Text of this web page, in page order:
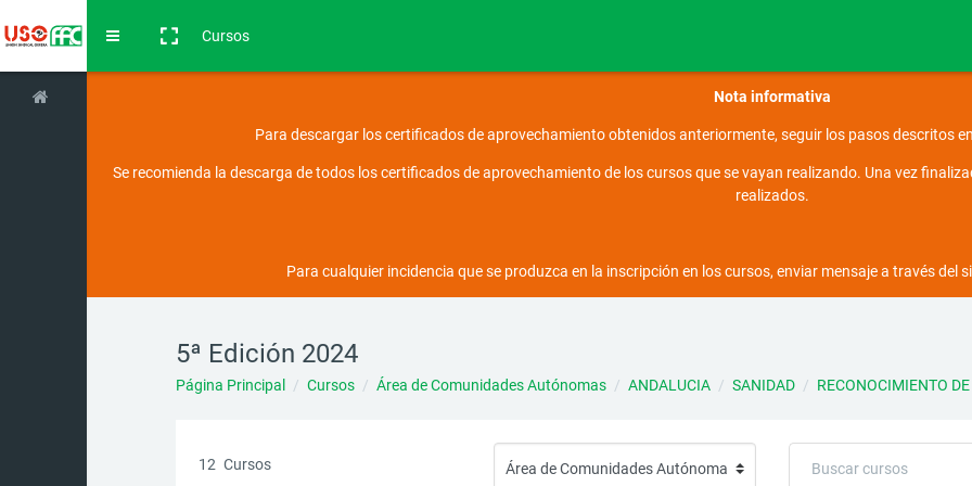
Panel lateral
Cursos
Nota informativa
Para descargar los certificados de aprovechamiento obtenidos anteriormente, seguir los pasos descritos
Se recomienda la descarga de todos los certificados de aprovechamiento de los cursos que se vayan realizando. Una vez
realizados.
Para cualquier incidencia que se produzca en la inscripción en los cursos, enviar mensaje a través del
5ª Edición 2024
Página Principal Cursos Área de Comunidades Autónomas ANDALUCIA SANIDAD RECONOCIMIENTO
12 Cursos
Buscar cursos